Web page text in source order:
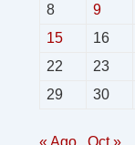
8
9
15
16
22
23
29
30
« Ago Oct »